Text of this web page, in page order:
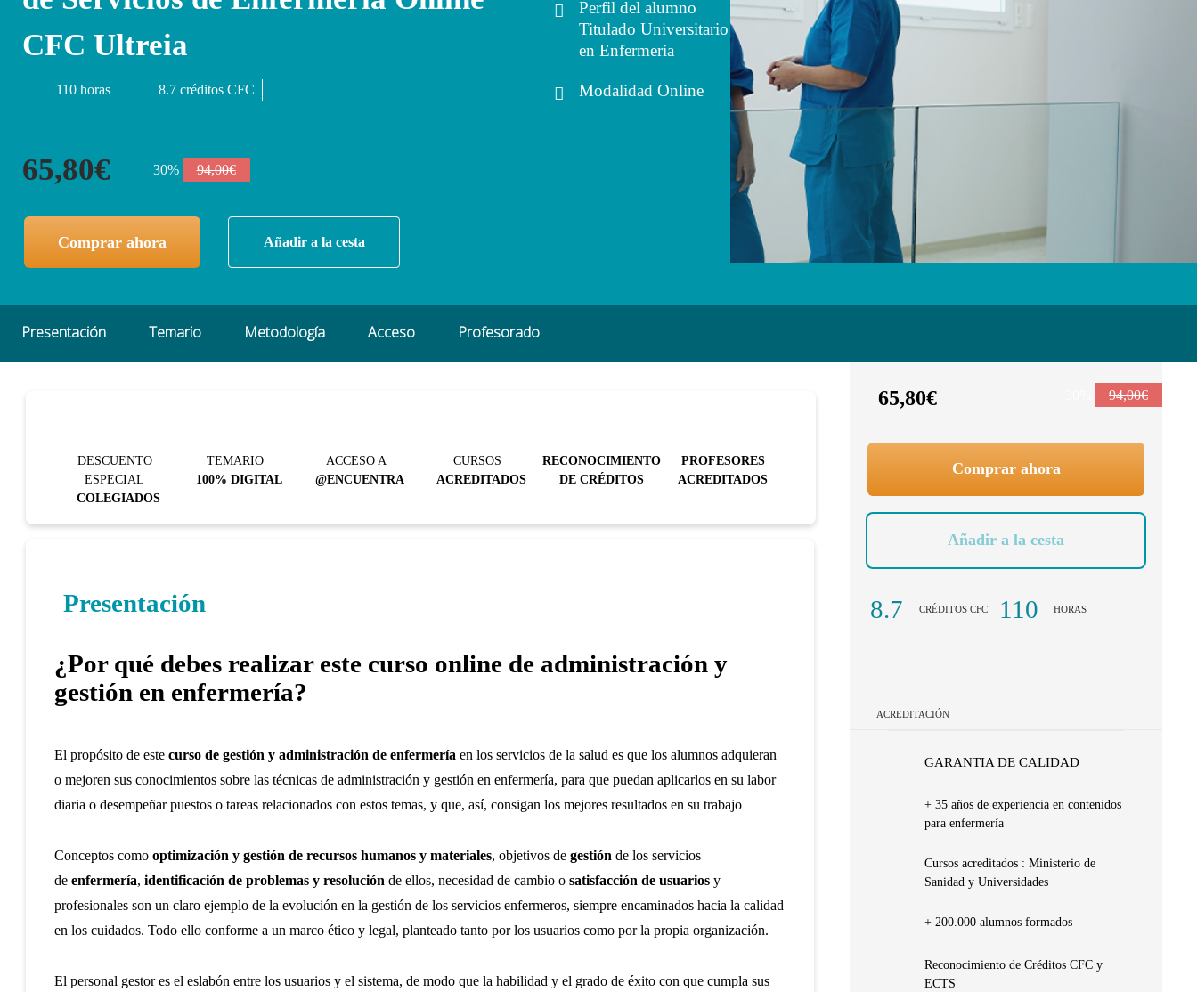
CFC Ultreia
110 horas 8.7 créditos CFC
65,80€ 30% 94,00€
Comprar ahora Añadir a la cesta
Perfil del alumno
Titulado Universitario
en Enfermería
Modalidad Online
Presentación Temario Metodología Acceso Profesorado
DESCUENTO
ESPECIAL
COLEGIADOS
TEMARIO
100% DIGITAL
ACCESO A
@ENCUENTRA
CURSOS
ACREDITADOS
RECONOCIMIENTO
DE CRÉDITOS
PROFESORES
ACREDITADOS
Presentación
¿Por qué debes realizar este curso online de administración y
gestión en enfermería?
El propósito de este curso de gestión y administración de enfermería en los servicios de la salud es que los alumnos adquieran
o mejoren sus conocimientos sobre las técnicas de administración y gestión en enfermería, para que puedan aplicarlos en su labor
diaria o desempeñar puestos o tareas relacionados con estos temas, y que, así, consigan los mejores resultados en su trabajo
Conceptos como optimización y gestión de recursos humanos y materiales, objetivos de gestión de los servicios
de enfermería, identificación de problemas y resolución de ellos, necesidad de cambio osatisfacción de usuariosy
profesionales son un claro ejemplo de la evolución en la gestión de los servicios enfermeros, siempre encaminados hacia la calidad
en los cuidados. Todo ello conforme a un marco ético y legal, planteado tanto por los usuarios como por la propia organización.
El personal gestor es el eslabón entre los usuarios y el sistema, de modo que la habilidad y el grado de éxito con que cumpla sus
65,80€ 94,00€
Comprar ahora
Añadir a la cesta
8.7 CRÉDITOS CFC 110 HORAS
ACREDITACIÓN
GARANTIA DE CALIDAD
+ 35 años de experiencia en contenidos
para enfermería
Cursos acreditados : Ministerio de
Sanidad y Universidades
+ 200.000 alumnos formados
Reconocimiento de Créditos CFC y
ECTS